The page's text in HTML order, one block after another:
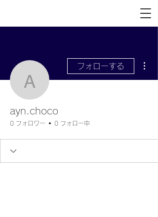
ayn.choco
フォローする
ayn.choco
0 フォロワー 0 フォロー中